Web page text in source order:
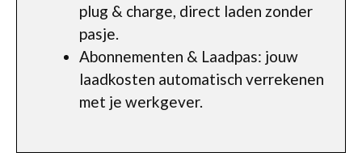
plug & charge, direct laden zonder
pasje.
Abonnementen & Laadpas: jouw
laadkosten automatisch verrekenen
met je werkgever.